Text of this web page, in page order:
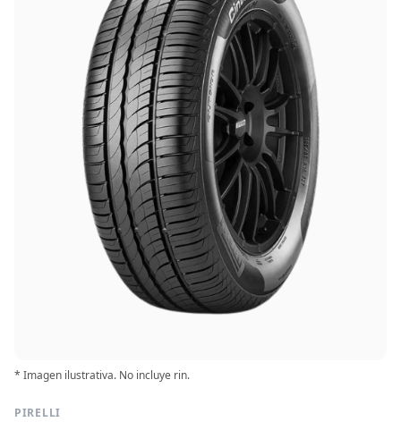
* Imagen ilustrativa. No incluye rin.
PIRELLI